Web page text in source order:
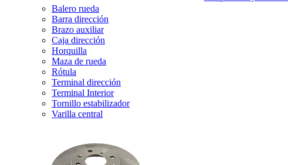
Balero rueda
Barra dirección
Brazo auxiliar
Caja dirección
Horquilla
Maza de rueda
Rótula
Terminal dirección
Terminal Interior
Tornillo estabilizador
Varilla central